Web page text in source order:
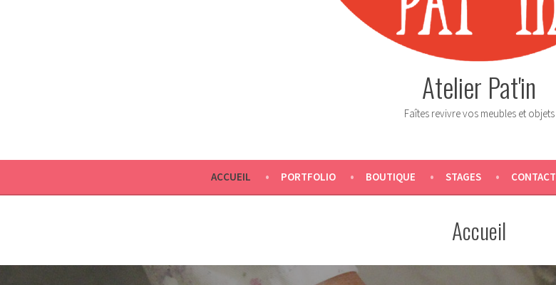
Atelier Pat'in
Faîtes revivre vos meubles et objets
ACCUEIL PORTFOLIO BOUTIQUE STAGES CONTACT
Accueil